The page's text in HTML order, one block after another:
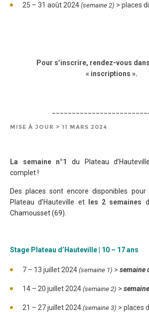
25 – 31 août 2024 (semaine 2) > places
Pour s’inscrire, rendez-vous
« inscriptions ».
MISE À JOUR > 11 MARS 2024
La semaine n°1
du Plateau
complet !
Des places sont encore disponibles pour
Plateau d’Hauteville et
les 2 semaines
Chamousset (69).
Stage Plateau d’Hauteville | 10 – 17 ans
7 – 13 juillet 2024 (semaine 1) > semaine
14 – 20 juillet 2024 (semaine 2) >
21 – 27 juillet 2024 (semaine 3) > places